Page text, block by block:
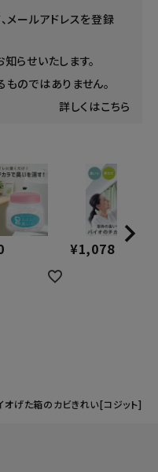
メールアドレスを登録
らせいたします。
のではありません。
詳しくはこちら
¥1,078
オげた箱のカビきれい[コジット]